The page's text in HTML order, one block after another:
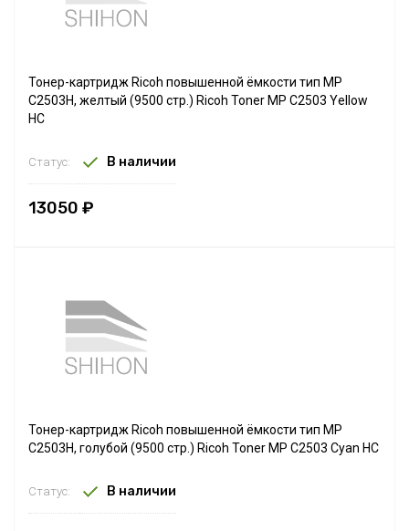
Тонер-картридж Ricoh повышенной ёмкости тип MP
C2503H, желтый (9500 стр.) Ricoh Toner MP C2503 Yellow
HC
Статус: В наличии
13050 ₽
Тонер-картридж Ricoh повышенной ёмкости тип MP
C2503H, голубой (9500 стр.) Ricoh Toner MP C2503 Cyan HC
Статус: В наличии